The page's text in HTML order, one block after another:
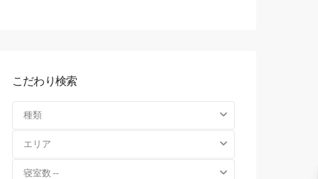
こだわり検索
種類
エリア
寝室数 --